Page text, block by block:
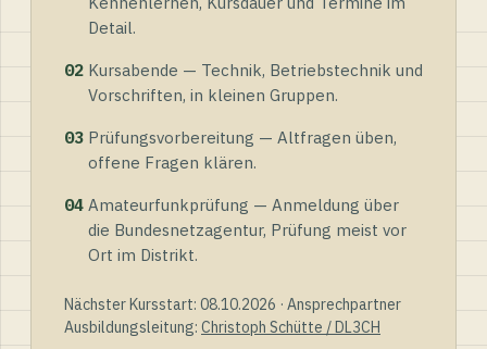
Detail.
02 Kursabende — Technik, Betriebstechnik und
Vorschriften, in kleinen Gruppen.
03 Prüfungsvorbereitung — Altfragen üben,
offene Fragen klären.
04 Amateurfunkprüfung — Anmeldung über
die Bundesnetzagentur, Prüfung meist vor
Ort im Distrikt.
Nächster Kursstart: 08.10.2026 · Ansprechpartner
Ausbildungsleitung: Christoph Schütte / DL3CH